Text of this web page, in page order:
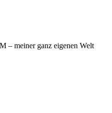
– meiner ganz eigenen Welt